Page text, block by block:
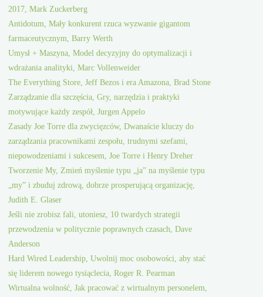
2017, Mark Zuckerberg
Antidotum, Mały konkurent rzuca wyzwanie gigantom
farmaceutycznym, Barry Werth
Umysł + Maszyna, Model decyzyjny do optymalizacji i
wdrażania analityki, Marc Vollenweider
The Everything Store, Jeff Bezos i era Amazona, Brad Stone
Zarządzanie dla szczęścia, Gry, narzędzia i praktyki
motywujące każdy zespół, Jurgen Appelo
Zasady Joe Torre dla zwycięzców, Dwanaście kluczy do
zarządzania pracownikami zespołu, trudnymi szefami,
niepowodzeniami i sukcesem, Joe Torre i Henry Dreher
Tworzenie My, Zmień myślenie typu „ja” na myślenie typu
„my” i zbuduj zdrową, dobrze prosperującą organizację,
Judith E. Glaser
Jeśli nie zrobisz fali, utoniesz, 10 twardych strategii
przewodzenia w politycznie poprawnych czasach, Dave
Anderson
Hard Wired Leadership, Uwolnij moc osobowości, aby stać
się liderem nowego tysiąclecia, Roger R. Pearman
Wirtualna wolność, Jak pracować z wirtualnym personelem,